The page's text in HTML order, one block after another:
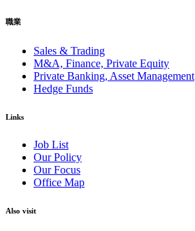
職業
Sales & Trading
M&A, Finance, Private Equity
Private Banking, Asset Management
Hedge Funds
Links
Job List
Our Policy
Our Focus
Office Map
Also visit